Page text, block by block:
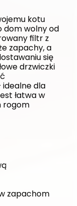
kotu
dom wolny od
filtr z
zapachy, a
się
drzwiczki
dla
łatwa w
rogom
zapachom